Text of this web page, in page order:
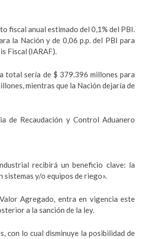
fiscal anual estimado del 0,1% del PBI.
la Nación y de 0,06 p.p. del PBI para
Fiscal (IARAF).
total sería de $ 379.396 millones para
mientras que la Nación dejaría de
de Recaudación y Control Aduanero
recibirá un beneficio clave: la
y/o equipos de riego».
Agregado, entra en vigencia este
a la sanción de la ley.
con lo cual disminuye la posibilidad de